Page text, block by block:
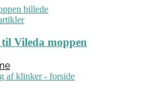
Vileda moppen